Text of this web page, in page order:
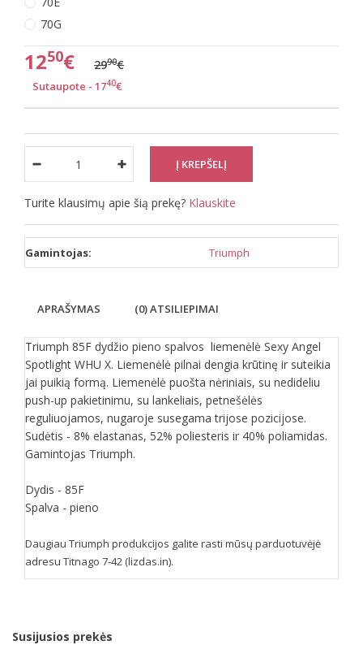
70G
1250€ 2990€
Sutaupote - 1740€
Turite klausimų apie šią prekę? Klauskite
Gamintojas: Triumph
APRAŠYMAS (0) ATSILIEPIMAI
Triumph 85F dydžio pieno spalvos liemenėlė Sexy Angel
Spotlight WHU X. Liemenėlė pilnai dengia krūtinę ir suteikia
jai puikią formą. Liemenėlė puošta nėriniais, su nedideliu
push-up pakietinimu, su lankeliais, petnešėlės
reguliuojamos, nugaroje susegama trijose pozicijose.
Sudėtis - 8% elastanas, 52% poliesteris ir 40% poliamidas.
Gamintojas Triumph.
Dydis - 85F
Spalva - pieno
Daugiau Triumph produkcijos galite rasti mūsų parduotuvėjė
adresu Titnago 7-42 (lizdas.in).
Susijusios prekės